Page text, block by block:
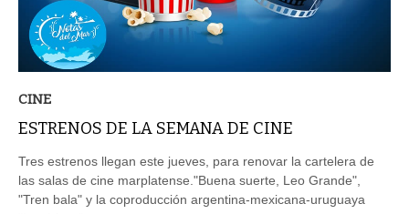
ESTRENOS DE LA SEMANA DE CINE
las salas de cine marplatense."Buena suerte, Leo Grande",
"Tren bala" y la coproducción argentina-mexicana-uruguaya
"Lunáticos".